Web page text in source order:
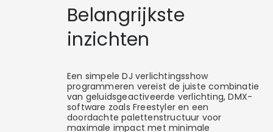
Belangrijkste
inzichten
Een simpele DJ verlichtingsshow
programmeren vereist de juiste combinatie
van geluidsgeactiveerde verlichting, DMX-
software zoals Freestyler en een
doordachte palettenstructuur voor
maximale impact met minimale